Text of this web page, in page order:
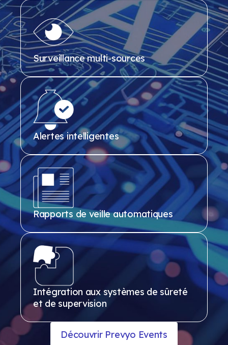
Surveillance multi-sources
Alertes intelligentes
Rapports de veille automatiques
Intégration aux systèmes de sûreté
et de supervision
Découvrir Prevyo Events